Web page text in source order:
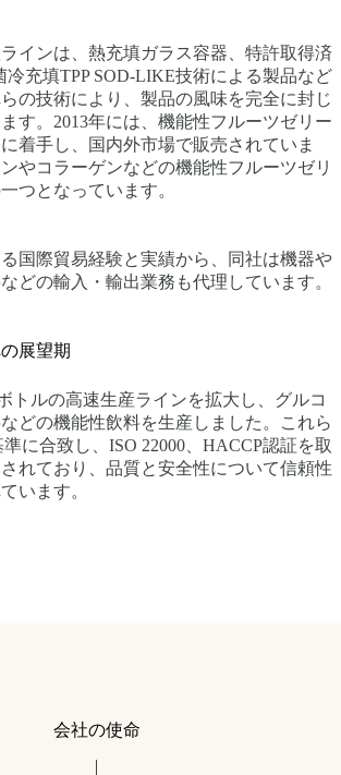
インは、熱充填ガラス容器、特許取得済
冷充填TPP SOD-LIKE技術による製品など
の技術により、製品の風味を完全に封じ
す。2013年には、機能性フルーツゼリー
着手し、国内外市場で販売されていま
やコラーゲンなどの機能性フルーツゼリ
つとなっています。
国際貿易経験と実績から、同社は機器や
どの輸入・輸出業務も代理しています。
展望期
トルの高速生産ラインを拡大し、グルコ
どの機能性飲料を生産しました。これら
に合致し、ISO 22000、HACCP認証を取
れており、品質と安全性について信頼性
います。
会社の使命